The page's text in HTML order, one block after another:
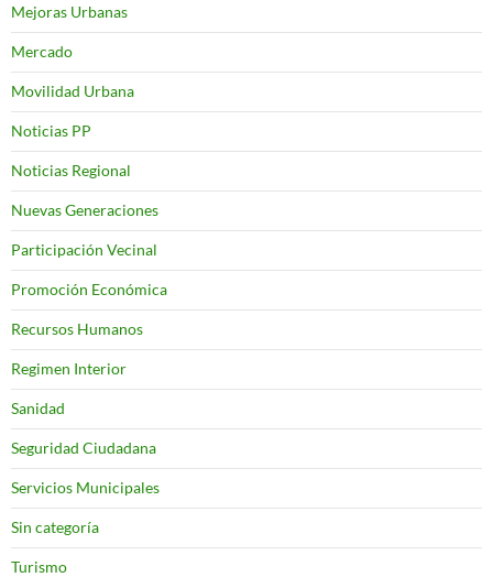
Mejoras Urbanas
Mercado
Movilidad Urbana
Noticias PP
Noticias Regional
Nuevas Generaciones
Participación Vecinal
Promoción Económica
Recursos Humanos
Regimen Interior
Sanidad
Seguridad Ciudadana
Servicios Municipales
Sin categoría
Turismo